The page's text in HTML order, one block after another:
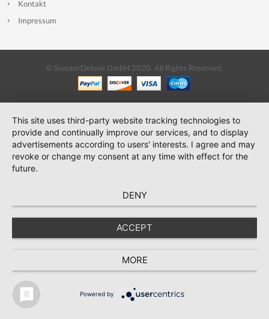
Kontakt
Impressum
© ScooterDeluxe GmbH 2020. All Rights Reserved.
This site uses third-party website tracking technologies to
provide and continually improve our services, and to display
advertisements according to users' interests. I agree and may
revoke or change my consent at any time with effect for the
future.
DENY
ACCEPT
MORE
Powered by